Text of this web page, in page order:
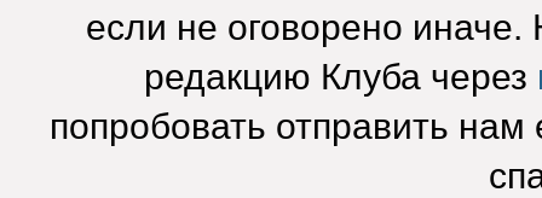
если не оговорено
редакцию Клуба через
попробовать отправить нам